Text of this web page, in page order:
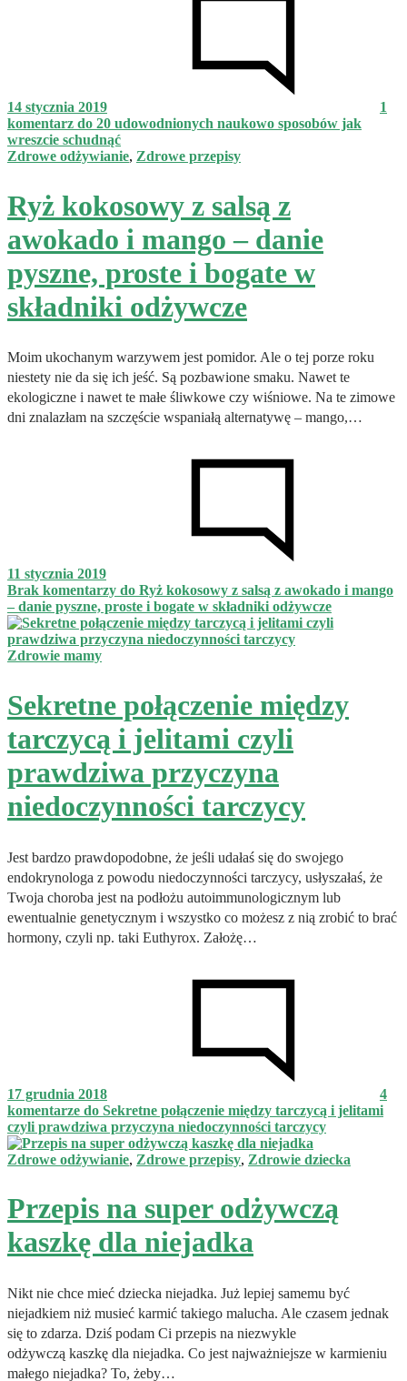
14 stycznia 2019
1
komentarz do 20 udowodnionych naukowo sposobów jak
wreszcie schudnąć
Zdrowe odżywianie, Zdrowe przepisy
Ryż kokosowy z salsą z
awokado i mango – danie
pyszne, proste i bogate w
składniki odżywcze
Moim ukochanym warzywem jest pomidor. Ale o tej porze roku
niestety nie da się ich jeść. Są pozbawione smaku. Nawet te
ekologiczne i nawet te małe śliwkowe czy wiśniowe. Na te zimowe
dni znalazłam na szczęście wspaniałą alternatywę – mango,…
11 stycznia 2019
Brak komentarzy do Ryż kokosowy z salsą z awokado i mango
– danie pyszne, proste i bogate w składniki odżywcze
Zdrowie mamy
Sekretne połączenie między
tarczycą i jelitami czyli
prawdziwa przyczyna
niedoczynności tarczycy
Jest bardzo prawdopodobne, że jeśli udałaś się do swojego
endokrynologa z powodu niedoczynności tarczycy, usłyszałaś, że
Twoja choroba jest na podłożu autoimmunologicznym lub
ewentualnie genetycznym i wszystko co możesz z nią zrobić to brać
hormony, czyli np. taki Euthyrox. Założę…
17 grudnia 2018
4
komentarze do Sekretne połączenie między tarczycą i jelitami
czyli prawdziwa przyczyna niedoczynności tarczycy
Zdrowe odżywianie, Zdrowe przepisy, Zdrowie dziecka
Przepis na super odżywczą
kaszkę dla niejadka
Nikt nie chce mieć dziecka niejadka. Już lepiej samemu być
niejadkiem niż musieć karmić takiego malucha. Ale czasem jednak
się to zdarza. Dziś podam Ci przepis na niezwykle
odżywczą kaszkę dla niejadka. Co jest najważniejsze w karmieniu
małego niejadka? To, żeby…